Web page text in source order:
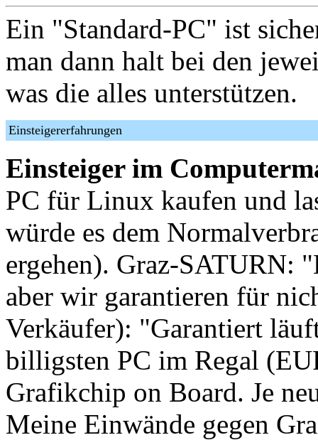
Ein "Standard-PC" ist
man dann halt bei den
was die alles unterstützen.
Einsteigererfahrungen
Einsteiger im
PC für Linux kaufen und
würde es dem
ergehen). Graz-SATURN:
aber wir garantieren für
Verkäufer): "Garantiert
billigsten PC im Regal
Grafikchip on Board. Je
Meine Einwände gegen